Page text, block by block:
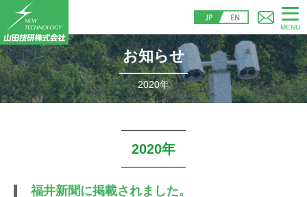
MENU
お知らせ
2020年
2020年
福井新聞に掲載されました。